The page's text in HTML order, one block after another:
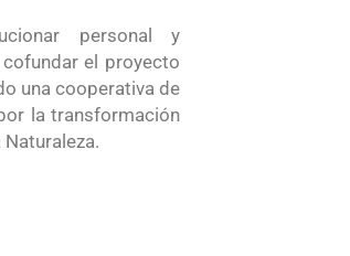
personal y
el proyecto
una cooperativa de
la transformación